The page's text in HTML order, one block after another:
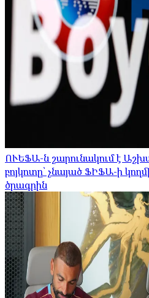
ՈՒԵՖԱ-ն շարունակում է
բոյկոտը՝ չնայած ՖԻՖԱ-ի
ծրագրին